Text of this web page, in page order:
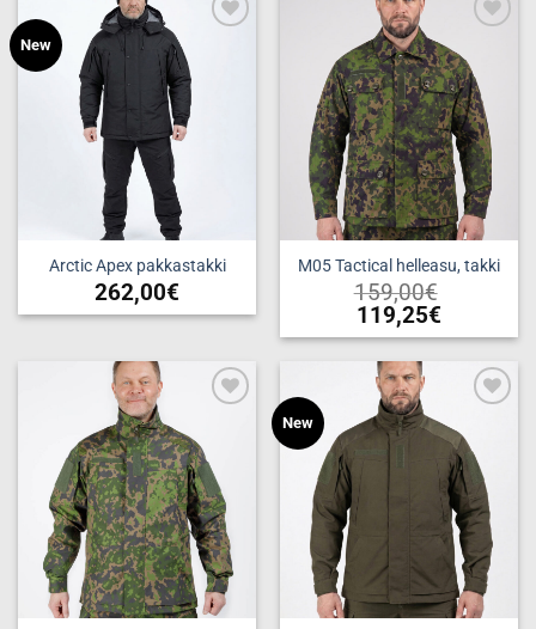
New
Arctic Apex pakkastakki
262,00€
Tällä
on
useampi
muunnelma.
Voit
tehdä
valinnat
tuotteen
sivulla.
wishlist
M05 Tactical helleasu, takki
159,00€
119,25€
Tällä
tuotteella
on
useampi
muunnelma.
valinnat
tuotteen
sivulla.
wishlist
New
wishlist